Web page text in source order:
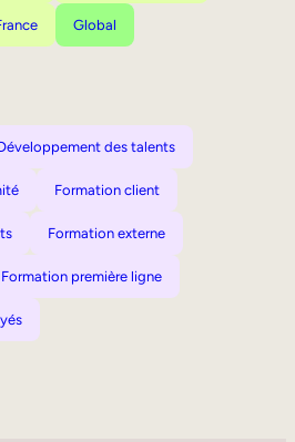
Global
des talents
Formation client
Formation externe
Formation première ligne